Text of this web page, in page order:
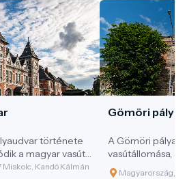
története
a magyar vasút
Kandó Kálmán
Gömöri
A Gömöri
vasútállomása,
szolgálja az
Magyarország,